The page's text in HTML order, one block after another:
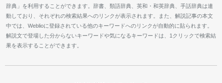
辞典」を利用することができます。辞書、類語辞典、英和・和英辞典、手話辞典は連
動しており、それぞれの検索結果へのリンクが表示されます。また、解説記事の本文
中では、Weblioに登録されている他のキーワードへのリンクが自動的に貼られます。
解説文で登場した分からないキーワードや気になるキーワードは、1クリックで検索結
果を表示することができます。